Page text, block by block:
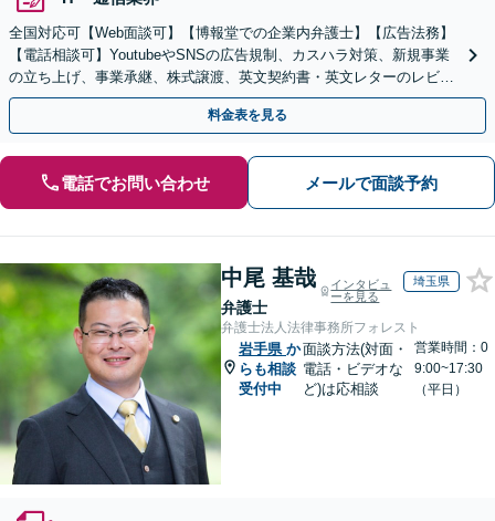
全国対応可【Web面談可】【博報堂での企業内弁護士】【広告法務】
【電話相談可】YoutubeやSNSの広告規制、カスハラ対策、新規事業
の立ち上げ、事業承継、株式譲渡、英文契約書・英文レターのレビュ
ー・ドラフトなどに対応。
料金表を見る
電話でお問い合わせ メールで面談予約
中尾 基哉
弁護士
インタビュ
ーを見る
埼玉県
弁護士法人法律事務所フォレスト
岩手県 か
らも相談
受付中
面談方法(対面・
電話・ビデオな
ど)は応相談
営業時間：0
9:00~17:30
（平日）